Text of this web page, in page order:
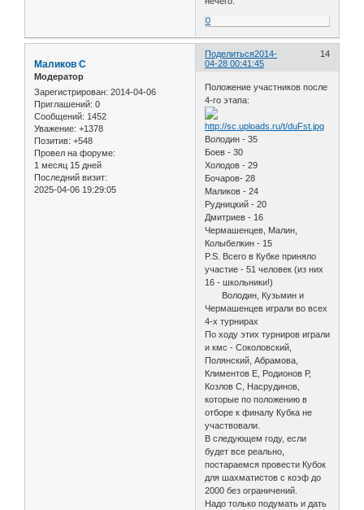
0
Поделиться 14
2014-
04-28 00:41:45
Маликов С
Модератор
Зарегистрирован: 2014-04-06
Приглашений: 0
Сообщений: 1452
Уважение: +1378
Позитив: +548
Провел на форуме:
1 месяц 15 дней
Последний визит:
2025-04-06 19:29:05
Положение участников после
4-го этапа:
Володин - 35
Боев - 30
Холодов - 29
Бочаров- 28
Маликов - 24
Рудницкий - 20
Дмитриев - 16
Чермашенцев, Малин,
Колыбелкин - 15
P.S. Всего в Кубке приняло
участие - 51 человек (из них
16 - школьники!)
Володин, Кузьмин и
Чермашенцев играли во всех
4-х турнирах
По ходу этих турниров играли
и кмс - Соколовский,
Полянский, Абрамова,
Климентов Е, Родионов Р,
Козлов С, Насрудинов,
которые по положению в
отборе к финалу Кубка не
участвовали.
В следующем году, если
будет все реально,
постараемся провести Кубок
для шахматистов с коэф до
2000 без ограничений.
Надо только подумать и дать